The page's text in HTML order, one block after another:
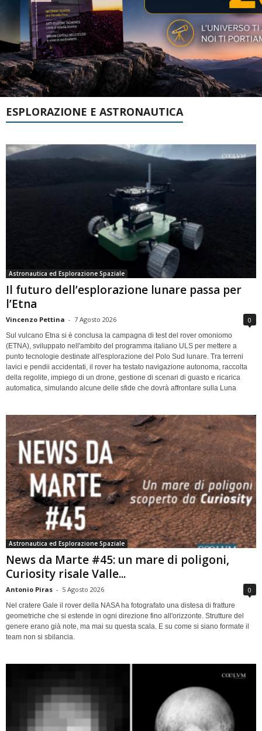
ESPLORAZIONE E ASTRONAUTICA
Astronautica ed Esplorazione Spaziale
Il futuro dell’esplorazione lunare passa per
l’Etna
Vincenzo Pettina - 7 Agosto 2026 0
Sul vulcano Etna si è conclusa la campagna di test del rover omoniomo
(ETNA), sviluppato nell'ambito del programma italiano ULS per mettere a
punto tecnologie destinate all'esplorazione del Polo Sud lunare. Tra terreni
lavici e pendii accidentati, il rover ha testato navigazione autonoma, raccolta
della regolite, impiego di un drone, gestione di scenari di guasto e ricarica
automatica, simulando alcune delle sfide che dovrà affrontare sulla Luna
Astronautica ed Esplorazione Spaziale
News da Marte #45: un mare di poligoni,
Curiosity risale Valle...
Antonio Piras - 5 Agosto 2026 0
Nel cratere Gale il rover della NASA ha fotografato una distesa di fratture
geometriche che si estende in ogni direzione fino all'orizzonte. Strutture del
genere erano già note, ma mai su questa scala. E su come si siano formate il
team non si sbilancia.